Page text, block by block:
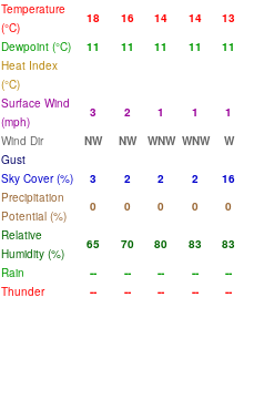
Temperature
(°C)
18 16 14 14 13
Dewpoint (°C)
11 11 11 11 11
Heat Index
(°C)
Surface Wind
(mph)
3 2 1 1 1
Wind Dir
NW NW WNW WNW W
Gust
Sky Cover (%)
3 2 2 2 16
Precipitation
Potential (%)
0 0 0 0 0
Relative
Humidity (%)
65 70 80 83 83
Rain
-- -- -- -- --
Thunder
-- -- -- -- --